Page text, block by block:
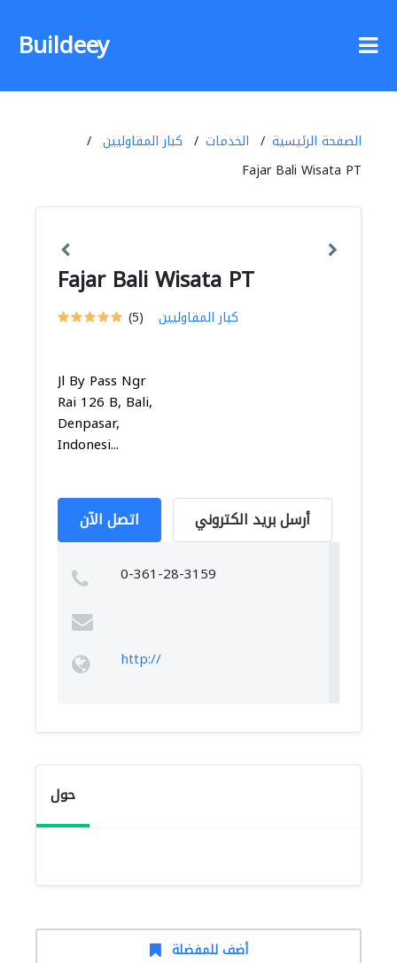
Buildeey
الصفحة الرئيسية الخدمات
كبار المقاوليين
Fajar Bali Wisata PT
Fajar Bali Wisata PT
(5) كبار المقاوليين
Jl By Pass Ngr
Rai 126 B, Bali,
Denpasar,
Indonesi...
اتصل الآن أرسل بريد الكتروني
0-361-28-3159
http://
حول
أضف للمفضلة